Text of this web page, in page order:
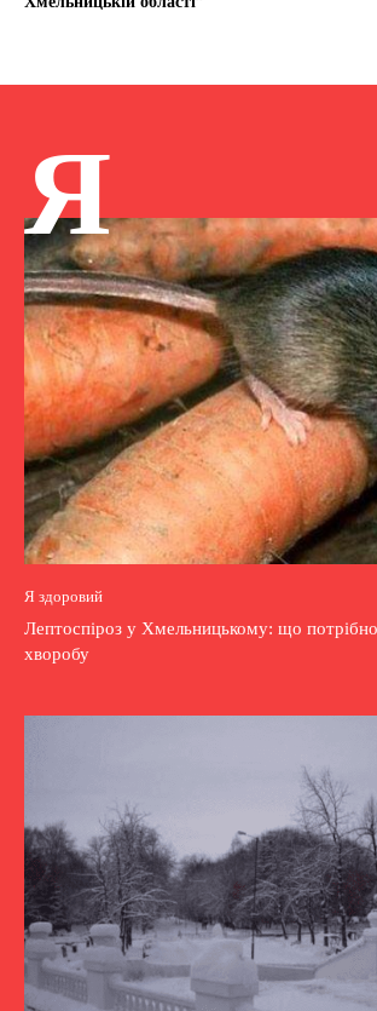
Я
Я здоровий
Лептоспіроз у Хмельницькому: що
хворобу